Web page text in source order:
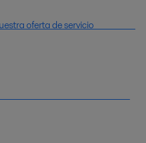
nuestra oferta de servicio
repuesto